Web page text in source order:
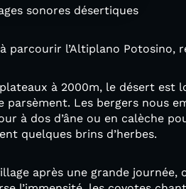
sonores désertiques
parcourir l’Altiplano Potosino,
à 2000m, le désert est
parsèment. Les bergers nous
à dos d’âne ou en calèche
quelques brins d’herbes.
après une grande journée,